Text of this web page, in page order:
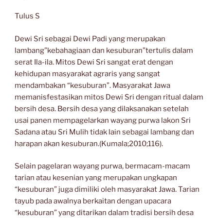
Tulus S
Dewi Sri sebagai Dewi Padi yang merupakan
lambang”kebahagiaan dan kesuburan”tertulis dalam
serat Ila-ila. Mitos Dewi Sri sangat erat dengan
kehidupan masyarakat agraris yang sangat
mendambakan “kesuburan”. Masyarakat Jawa
memanisfestasikan mitos Dewi Sri dengan ritual dalam
bersih desa. Bersih desa yang dilaksanakan setelah
usai panen mempagelarkan wayang purwa lakon Sri
Sadana atau Sri Mulih tidak lain sebagai lambang dan
harapan akan kesuburan.(Kumala;2010;116).
Selain pagelaran wayang purwa, bermacam-macam
tarian atau kesenian yang merupakan ungkapan
“kesuburan” juga dimiliki oleh masyarakat Jawa. Tarian
tayub pada awalnya berkaitan dengan upacara
“kesuburan” yang ditarikan dalam tradisi bersih desa